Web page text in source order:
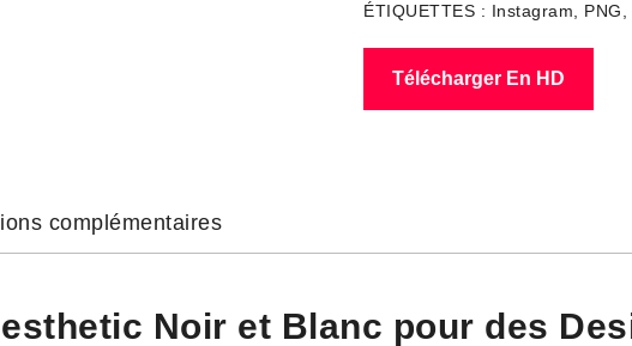
ÉTIQUETTES : Instagram PNG
Télécharger En HD
complémentaires
Noir et Blanc pour des